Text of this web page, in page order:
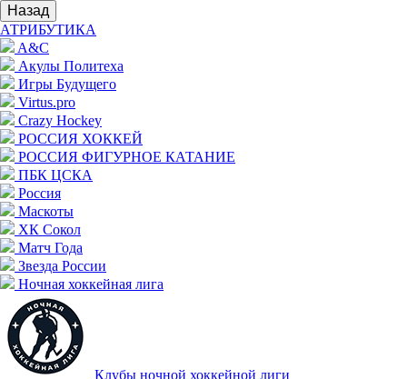
Назад
АТРИБУТИКА
A&C
Акулы Политеха
Игры Будущего
Virtus.pro
Crazy Hockey
РОССИЯ ХОККЕЙ
РОССИЯ ФИГУРНОЕ КАТАНИЕ
ПБК ЦСКА
Россия
Маскоты
ХК Сокол
Матч Года
Звезда России
Ночная хоккейная лига
Клубы ночной хоккейной лиги